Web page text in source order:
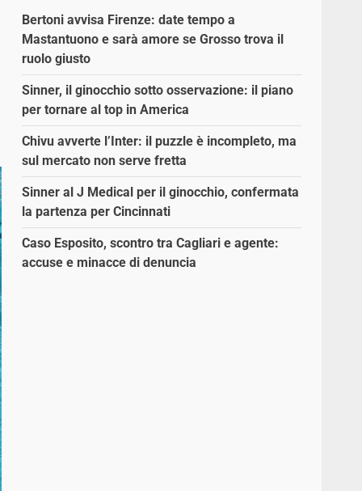
Bertoni avvisa Firenze: date tempo a
Mastantuono e sarà amore se Grosso trova il
ruolo giusto
Sinner, il ginocchio sotto osservazione: il piano
per tornare al top in America
Chivu avverte l’Inter: il puzzle è incompleto, ma
sul mercato non serve fretta
Sinner al J Medical per il ginocchio, confermata
la partenza per Cincinnati
Caso Esposito, scontro tra Cagliari e agente:
accuse e minacce di denuncia